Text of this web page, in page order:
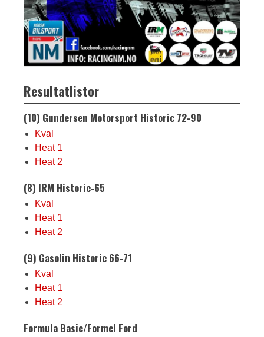
Resultatlistor
(10) Gundersen Motorsport Historic 72-90
Kval
Heat 1
Heat 2
(8) IRM Historic-65
Kval
Heat 1
Heat 2
(9) Gasolin Historic 66-71
Kval
Heat 1
Heat 2
Formula Basic/Formel Ford